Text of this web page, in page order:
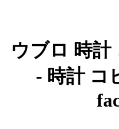
ウブロ 時計
- 時計 コ